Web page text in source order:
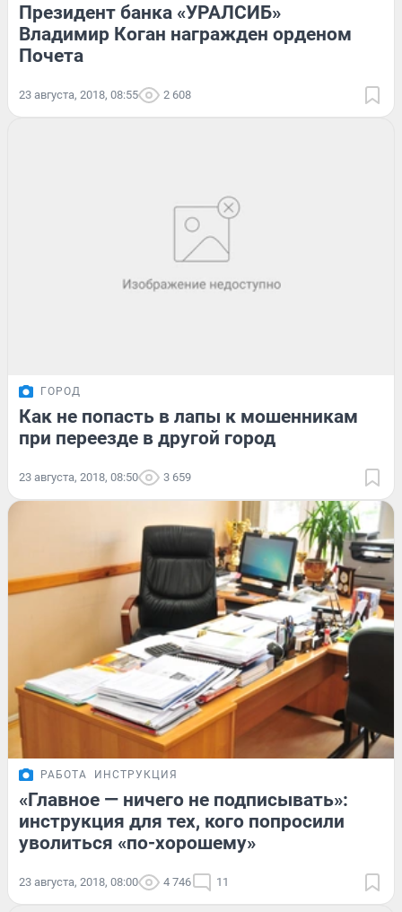
Президент банка «УРАЛСИБ»
Владимир Коган награжден орденом
Почета
23 августа, 2018, 08:55 2 608
ГОРОД
Как не попасть в лапы к мошенникам
при переезде в другой город
23 августа, 2018, 08:50 3 659
РАБОТА ИНСТРУКЦИЯ
«Главное — ничего не подписывать»:
инструкция для тех, кого попросили
уволиться «по-хорошему»
23 августа, 2018, 08:00 4 746 11